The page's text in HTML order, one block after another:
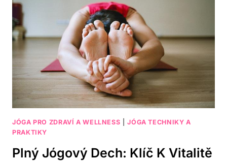
ÁSAN
PRO
MISTROVSTVÍ
JÓGA PRO ZDRAVÍ A WELLNESS |JÓGA TECHNIKY A
PRAKTIKY
Plný Jógový Dech: Klíč K Vitalitě